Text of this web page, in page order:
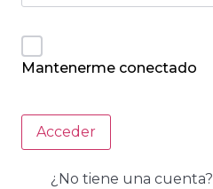
Mantenerme conectado
Acceder
¿No tiene una cuenta?